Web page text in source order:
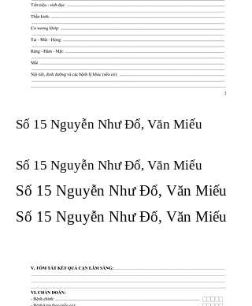
Số 15 Nguyễn Như Đổ, Văn Miếu
Số 15 Nguyễn Như Đổ, Văn Miếu​​​​
Số 15 Nguyễn Như Đổ, Văn Miếu​​​​
Số 15 Nguyễn Như Đổ, Văn Miếu​​​​